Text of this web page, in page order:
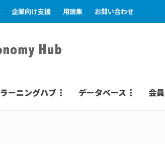
企業向け支援 用語集 お問い合わせ
ラーニングハブ データベース 会